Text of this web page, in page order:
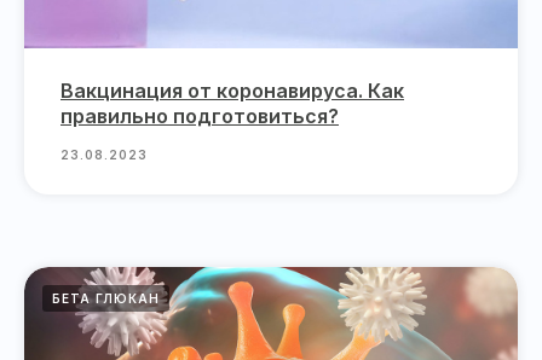
Вакцинация от коронавируса. Как
правильно подготовиться?
23.08.2023
БЕТА ГЛЮКАН